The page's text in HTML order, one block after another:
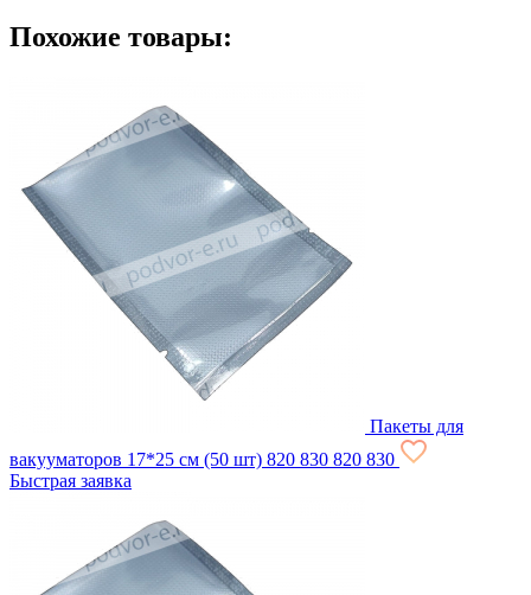
Похожие товары:
Пакеты для
вакууматоров 17*25 см (50 шт) 820 830 820 830
Быстрая заявка